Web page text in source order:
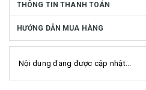
THÔNG TIN THANH TOÁN
HƯỚNG DẪN MUA HÀNG
Nội dung đang được cập nhật...